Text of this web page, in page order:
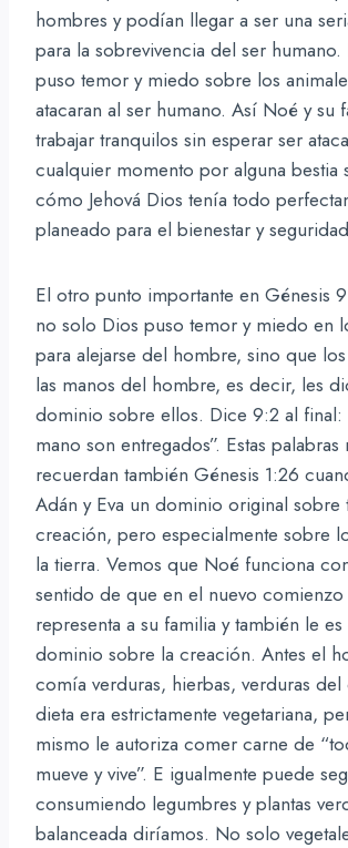
hombres y podían llegar a ser una
para la sobrevivencia del ser
puso temor y miedo sobre los
atacaran al ser humano. Así Noé y su
trabajar tranquilos sin esperar ser
cualquier momento por alguna bestia
cómo Jehová Dios tenía todo
planeado para el bienestar y
El otro punto importante en Génesis
no solo Dios puso temor y miedo en
para alejarse del hombre, sino que
las manos del hombre, es decir, les
dominio sobre ellos. Dice 9:2 al final:
mano son entregados”. Estas palabras
recuerdan también Génesis 1:26
Adán y Eva un dominio original sobre
creación, pero especialmente sobre
la tierra. Vemos que Noé funciona
sentido de que en el nuevo
representa a su familia y también le
dominio sobre la creación. Antes el
comía verduras, hierbas, verduras del
dieta era estrictamente vegetariana,
mismo le autoriza comer carne de
mueve y vive”. E igualmente puede
consumiendo legumbres y plantas
balanceada diríamos. No solo